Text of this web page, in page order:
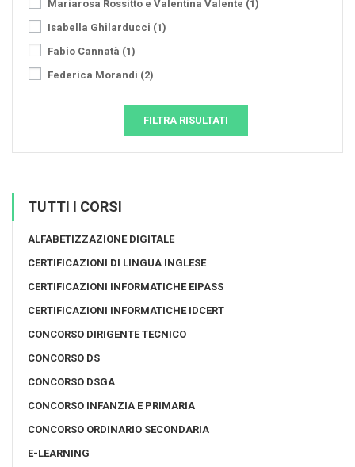
Mariarosa Rossitto e Valentina Valente (1)
Isabella Ghilarducci (1)
Fabio Cannatà (1)
Federica Morandi (2)
FILTRA RISULTATI
TUTTI I CORSI
ALFABETIZZAZIONE DIGITALE
CERTIFICAZIONI DI LINGUA INGLESE
CERTIFICAZIONI INFORMATICHE EIPASS
CERTIFICAZIONI INFORMATICHE IDCERT
CONCORSO DIRIGENTE TECNICO
CONCORSO DS
CONCORSO DSGA
CONCORSO INFANZIA E PRIMARIA
CONCORSO ORDINARIO SECONDARIA
E-LEARNING